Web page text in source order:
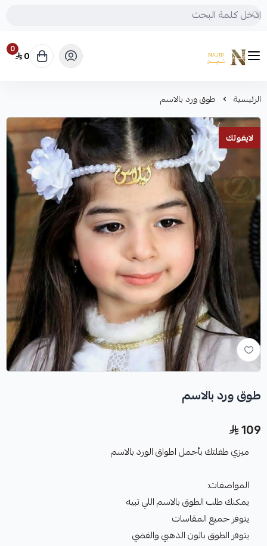
متجر نجد
0 0
الرئيسية طوق ورد بالاسم
لايفوتك
طوق ورد بالاسم
109
ميزي طفلتك بأجمل اطواق الورد بالاسم
المواصفات:
يمكنك طلب الطوق بالاسم اللي تبيه
يتوفر جميع المقاسات
يتوفر الطوق بالون الذهبي والفضي